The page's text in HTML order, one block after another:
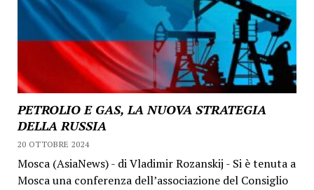
PETROLIO E GAS, LA NUOVA STRATEGIA
DELLA RUSSIA
20 OTTOBRE 2024
Mosca (AsiaNews) - di Vladimir Rozanskij - Si è tenuta a
Mosca una conferenza dell’associazione del Consiglio